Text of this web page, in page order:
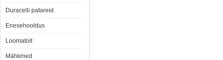
Duracelli patareid
Enesehooldus
Loomatoit
Mähkmed